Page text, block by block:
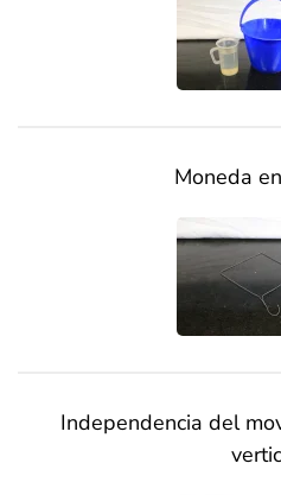
Moneda
Independencia del